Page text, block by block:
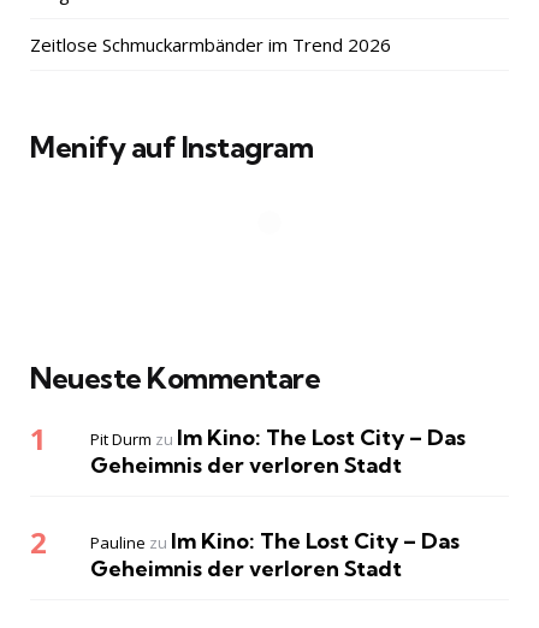
Zeitlose Schmuckarmbänder im Trend 2026
Menify auf Instagram
Neueste Kommentare
Pit Durm zu Im Kino: The Lost City – Das
Geheimnis der verloren Stadt
Pauline zu Im Kino: The Lost City – Das
Geheimnis der verloren Stadt